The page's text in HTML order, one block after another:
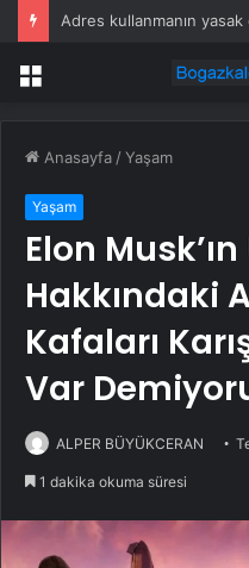
Menü
Anasayfa /Yaşam
Yaşam
Elon
Hakkındaki
Kafaları
Var
ALPER BÜYÜKCERAN
1 dakika okuma süresi